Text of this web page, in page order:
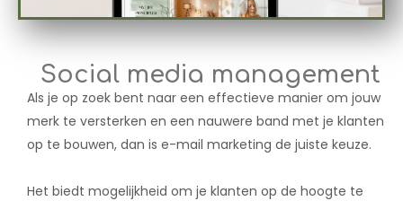
Social media management
Als je op zoek bent naar een effectieve manier om jouw
merk te versterken en een nauwere band met je klanten
op te bouwen, dan is e-mail marketing de juiste keuze.
Het biedt mogelijkheid om je klanten op de hoogte te